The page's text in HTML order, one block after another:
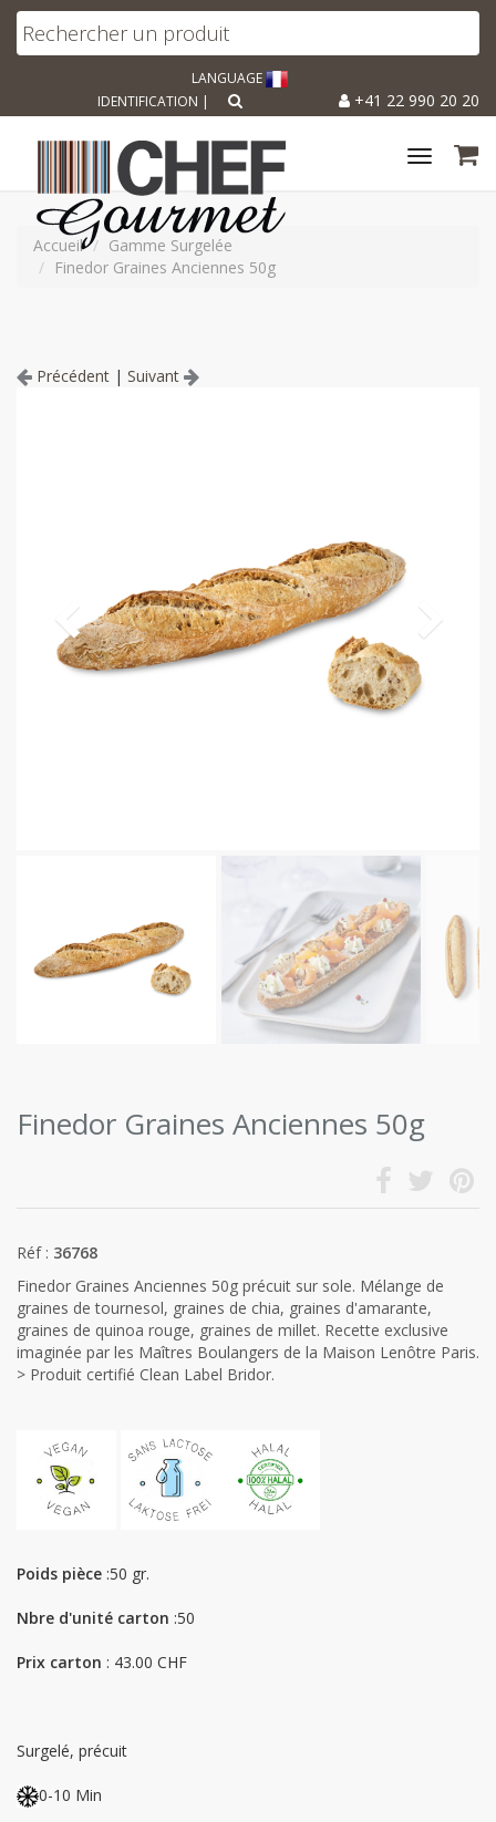
LANGUAGE
+41 22 990 20 20
IDENTIFICATION |
Toggle
Accueil
Gamme Surgelée
Finedor Graines Anciennes 50g
Précédent | Suivant
Finedor Graines Anciennes 50g
Réf : 36768
Finedor Graines Anciennes 50g précuit sur sole. Mélange de
graines de tournesol, graines de chia, graines d'amarante,
graines de quinoa rouge, graines de millet. Recette exclusive
imaginée par les Maîtres Boulangers de la Maison Lenôtre Paris.
> Produit certifié Clean Label Bridor.
Poids pièce :50 gr.
Nbre d'unité carton :50
Prix carton : 43.00 CHF
Surgelé, précuit
0-10 Min